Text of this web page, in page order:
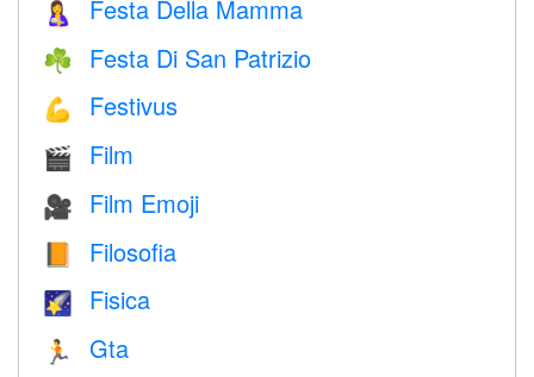
🤱 Festa Della Mamma
☘️ Festa Di San Patrizio
💪 Festivus
🎬 Film
🎥 Film Emoji
📙 Filosofia
🌠 Fisica
🏃 Gta